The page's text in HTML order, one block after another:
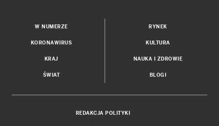
W NUMERZE
KORONAWIRUS
KRAJ
ŚWIAT
RYNEK
KULTURA
NAUKA I ZDROWIE
BLOGI
REDAKCJA POLITYKI